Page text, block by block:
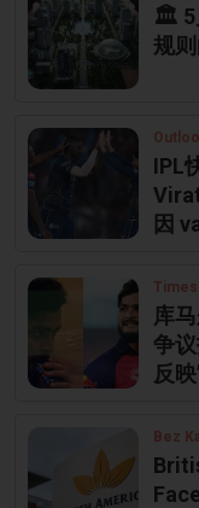
🏛️ 5
规
IPL
因
库
争
反映
Bez